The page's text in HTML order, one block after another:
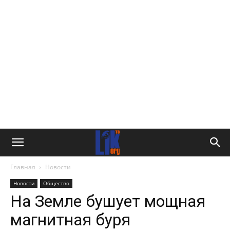
Главная Новости
Новости Общество
На Земле бушует мощная
магнитная буря